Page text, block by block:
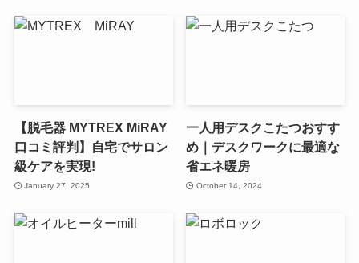
【脱毛器 MYTREX MiRAY
口コミ評判】自宅でサロン
級ケアを実現!
January 27, 2025
一人用デスクこたつおすす
め｜デスクワークに最適な
省エネ暖房
October 14, 2024